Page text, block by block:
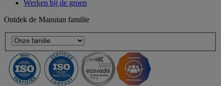
Werken bij de groep
Ontdek de Manutan familie